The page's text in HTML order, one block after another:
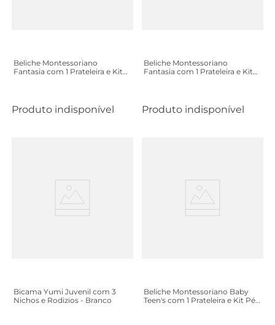
Beliche Montessoriano
Fantasia com 1 Prateleira e Kit
Produto indisponível
Beliche Montessoriano
Fantasia com 1 Prateleira e Kit
Produto indisponível
Bicama Yumi Juvenil com 3
Nichos e Rodizios - Branco
Beliche Montessoriano Baby
Teen's com 1 Prateleira e Kit Pés